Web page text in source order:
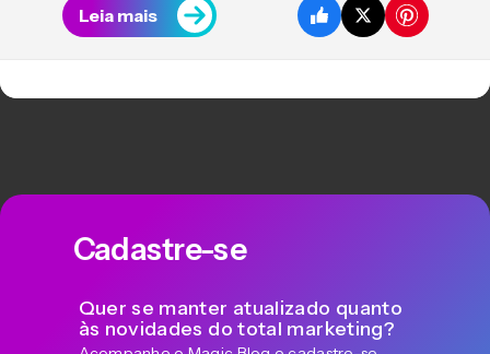
Leia mais
Cadastre-se
Quer se manter atualizado quanto
às novidades do total marketing?